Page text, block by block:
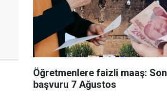
Öğretmenlere faizli maaş: Son
başvuru 7 Ağustos